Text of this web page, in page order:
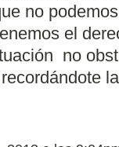
no
el
no